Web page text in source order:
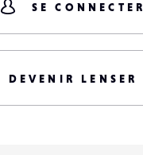
SE CONNECTER
DEVENIR LENSER